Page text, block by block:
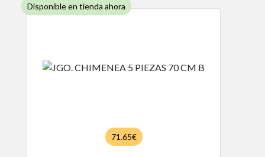
Disponible en tienda ahora
71.65€